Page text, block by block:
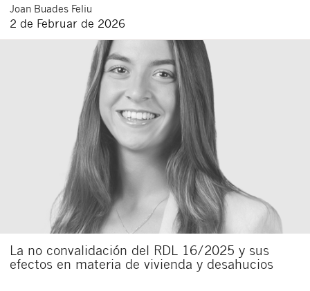
Joan Buades Feliu
2 de Februar de 2026
La no convalidación del RDL 16/2025 y sus
efectos en materia de vivienda y desahucios